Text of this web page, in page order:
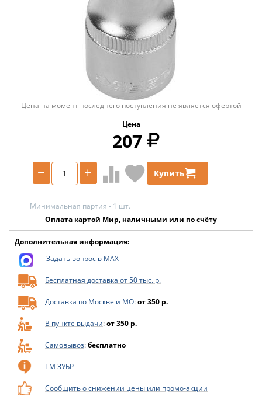
Цена на момент последнего поступления не является офертой
Цена
207
+
− Купить
Минимальная партия - 1 шт.
Оплата картой Мир, наличными или по счёту
Дополнительная информация:
Задать вопрос в MAX
Бесплатная доставка от 50 тыс. р.
Доставка по Москве и МО:от 350 р.
В пункте выдачи:от 350 р.
Самовывоз:бесплатно
ТМ ЗУБР
Сообщить о снижении цены или промо-акции